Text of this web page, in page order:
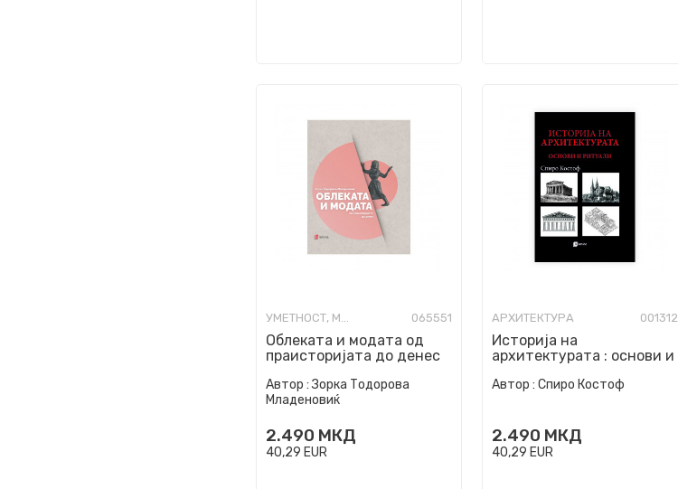
УМЕТНОСТ, МОДА И ИЗРАБОТКИ 065551
Облеката и модата од
праисторијата до денес
Автор : Зорка Тодорова
Младеновиќ
2.490 МКД
40,29 EUR
АРХИТЕКТУРА 001312
Историја на
архитектурата : основи и
Автор : Спиро Костоф
2.490 МКД
40,29 EUR